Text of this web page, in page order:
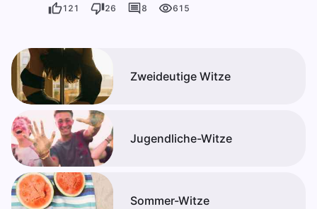
121 26 8 615
Zweideutige Witze
Jugendliche-Witze
Sommer-Witze